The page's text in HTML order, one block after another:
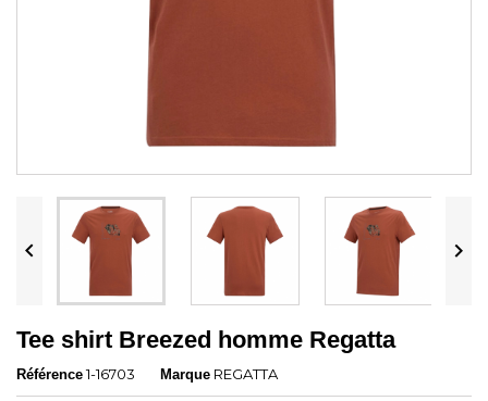
 
Tee shirt Breezed homme Regatta
Référence 1-16703 Marque REGATTA